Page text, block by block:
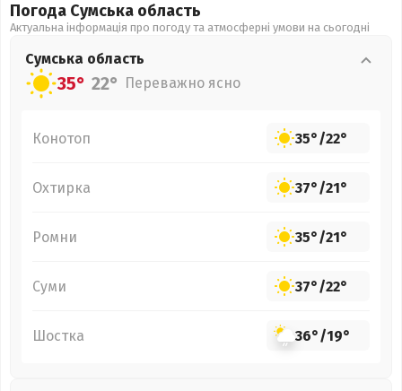
Погода Сумська область
Актуальна інформація про погоду та атмосферні умови на сьогодні
Сумська область
35° 22° Переважно ясно
Конотоп 35°/22°
Охтирка 37°/21°
Ромни 35°/21°
Суми 37°/22°
Шостка 36°/19°